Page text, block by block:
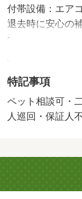
付帯設備：エア
退去時に安心の
おさえて頂ける
軽にお問い合わ
います。・賃貸
額保証料が必要
す）・ペット条
コンビニ徒歩圏
バイク置場：な
１．１ヶ月/定
特記事項
ペット相談可・
人巡回・保証人